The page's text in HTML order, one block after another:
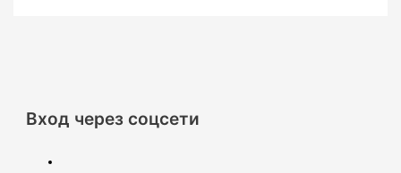
Вход через соцсети